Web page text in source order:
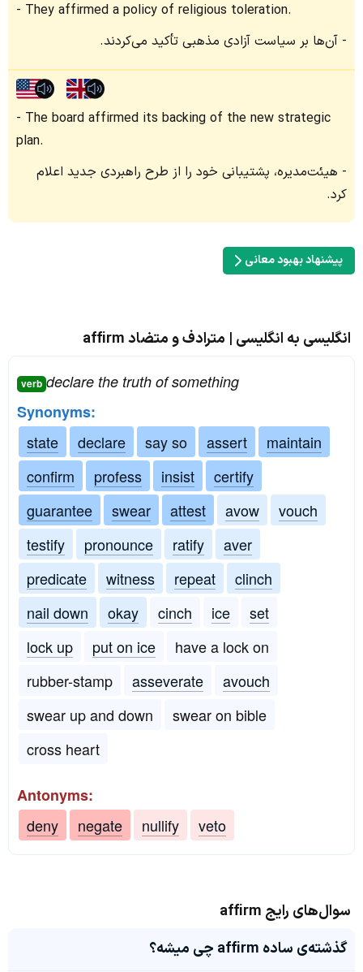
They affirmed a policy of religious toleration.
آن‌ها بر سیاست آزادی مذهبی تأکید می‌کردند.
The board affirmed its backing of the new strategic
plan.
هیئت‌مدیره، پشتیبانی خود را از طرح راهبردی جدید اعلام
کرد.
پیشنهاد بهبود معانی
انگلیسی به انگلیسی | مترادف و متضاد affirm
verb declare the truth of something
Synonyms:
state
declare say so assert
maintain
confirm
profess insist
certify
guarantee
swear attest avow
vouch
testify
pronounce ratify
aver
predicate
witness repeat
clinch
nail down
okay cinch ice
set
lock up
put on ice
have a lock on
rubber-stamp
asseverate
avouch
swear up and down
swear on bible
cross heart
Antonyms:
deny
negate nullify veto
سوال‌های رایج affirm
گذشته‌ی ساده affirm چی میشه؟